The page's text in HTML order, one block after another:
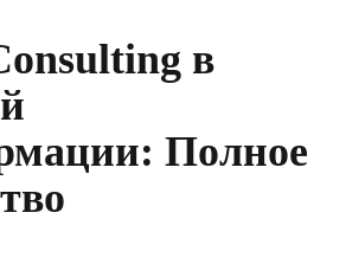
в
Полное